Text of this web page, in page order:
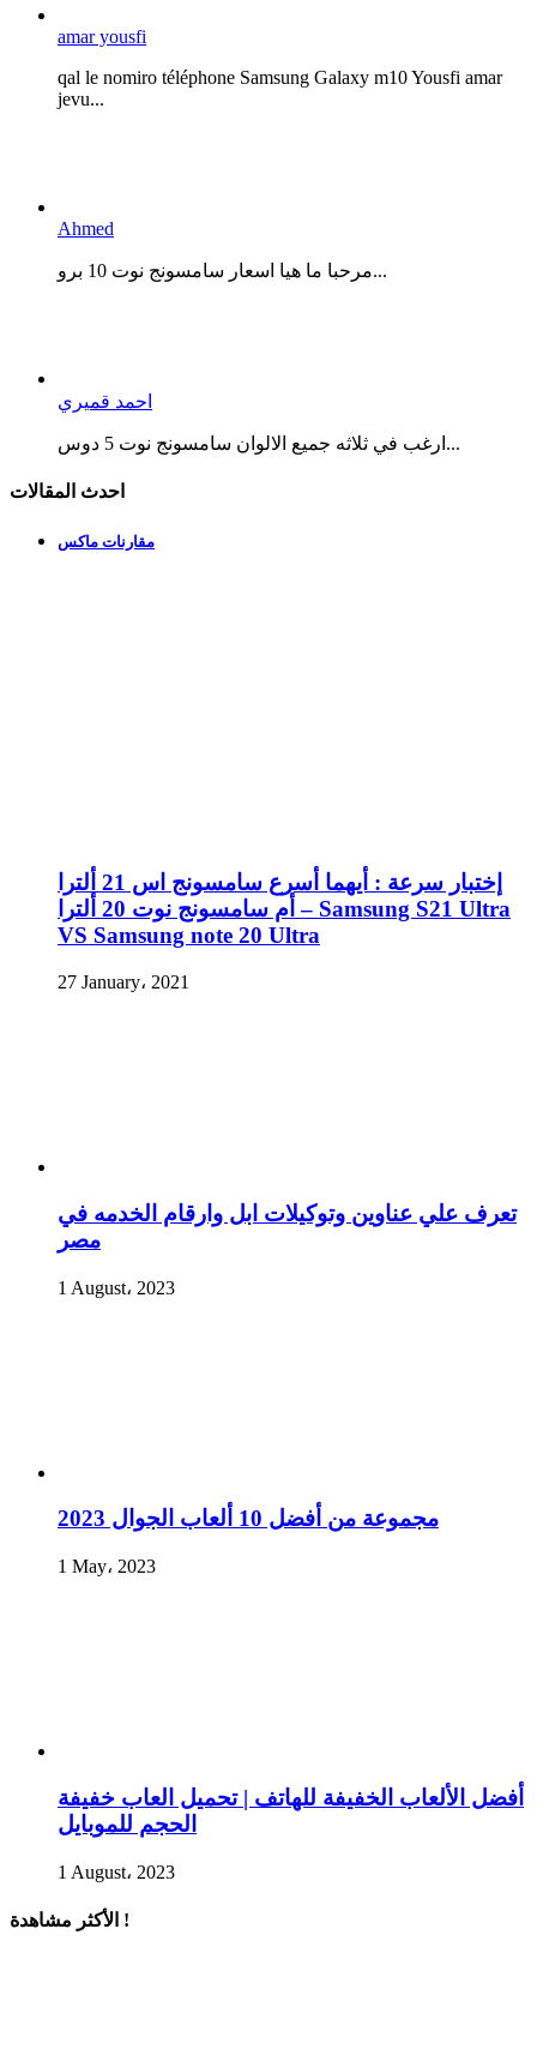
amar yousfi
qal le nomiro téléphone Samsung Galaxy m10 Yousfi amar
jevu...
Ahmed
مرحبا ما هيا اسعار سامسونج نوت 10 برو...
احمد قميري
ارغب في ثلاثه جميع الالوان سامسونج نوت 5 دوس...
احدث المقالات
مقارنات ماكس
إختبار سرعة : أيهما أسرع سامسونج اس 21 ألترا
أم سامسونج نوت 20 ألترا – Samsung S21 Ultra
VS Samsung note 20 Ultra
27 January، 2021
تعرف علي عناوين وتوكيلات ابل وارقام الخدمه في
مصر
1 August، 2023
مجموعة من أفضل 10 ألعاب الجوال 2023
1 May، 2023
أفضل الألعاب الخفيفة للهاتف | تحميل العاب خفيفة
الحجم للموبايل
1 August، 2023
الأكثر مشاهدة !